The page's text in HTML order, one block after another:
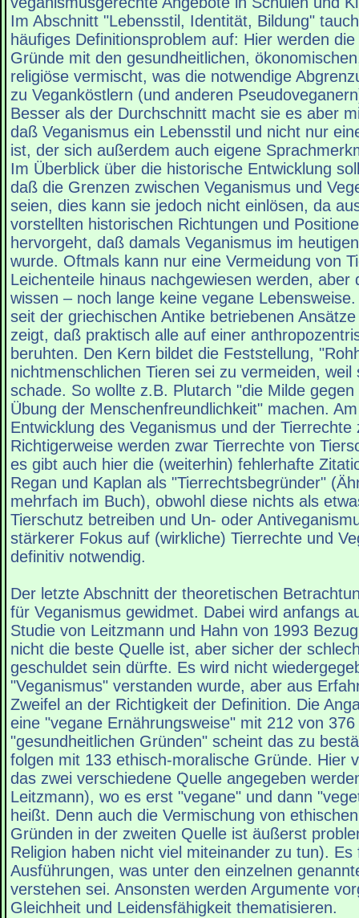
Im Abschnitt "Lebensstil, Identität, Bildung"
häufiges Definitionsproblem auf: Hier werden
Gründe mit den gesundheitlichen,
religiöse vermischt, was die notwendige
zu Veganköstlern (und anderen
Besser als der Durchschnitt macht sie es aber
daß Veganismus ein Lebensstil und nicht nur
ist, der sich außerdem auch eigene
Im Überblick über die historische Entwicklung
daß die Grenzen zwischen Veganismus und
seien, dies kann sie jedoch nicht einlösen, da
vorstellten historischen Richtungen und
hervorgeht, daß damals Veganismus im
wurde. Oftmals kann nur eine Vermeidung von
Leichenteile hinaus nachgewiesen werden, aber
wissen – noch lange keine vegane
seit der griechischen Antike betriebenen
zeigt, daß praktisch alle auf einer
beruhten. Den Kern bildet die Feststellung,
nichtmenschlichen Tieren sei zu vermeiden,
schade. So wollte z.B. Plutarch "die Milde
Übung der Menschenfreundlichkeit" machen.
Entwicklung des Veganismus und der Tierrechte
Richtigerweise werden zwar Tierrechte von
es gibt auch hier die (weiterhin) fehlerhafte
Regan und Kaplan als "Tierrechtsbegründer"
mehrfach im Buch), obwohl diese nichts als
Tierschutz betreiben und Un- oder
stärkerer Fokus auf (wirkliche) Tierrechte und
definitiv notwendig.
Der letzte Abschnitt der theoretischen
für Veganismus gewidmet. Dabei wird anfangs
Studie von Leitzmann und Hahn von 1993
nicht die beste Quelle ist, aber sicher der
geschuldet sein dürfte. Es wird nicht
"Veganismus" verstanden wurde, aber aus
Zweifel an der Richtigkeit der Definition. Die
eine "vegane Ernährungsweise" mit 212 von 376
"gesundheitlichen Gründen" scheint das zu
folgen mit 133 ethisch-moralische Gründe. Hier
das zwei verschiedene Quelle angegeben
Leitzmann), wo es erst "vegane" und dann
heißt. Denn auch die Vermischung von
Gründen in der zweiten Quelle ist äußerst
Religion haben nicht viel miteinander zu tun). Es
Ausführungen, was unter den einzelnen
verstehen sei. Ansonsten werden Argumente
Gleichheit und Leidensfähigkeit thematisieren.